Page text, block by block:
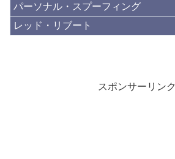
パーソナル・スプーフィング
レッド・リブート
スポンサーリンク